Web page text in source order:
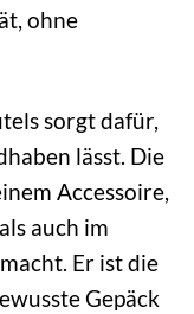
ohne
sorgt dafür,
lässt. Die
Accessoire,
auch im
Er ist die
Gepäck